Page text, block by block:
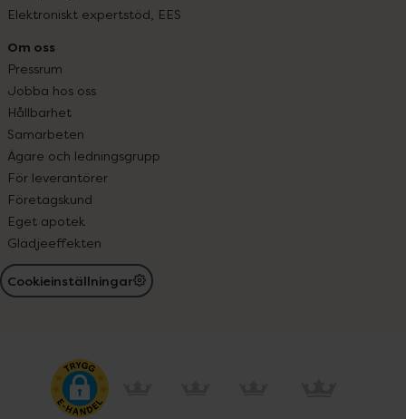
Elektroniskt expertstöd, EES
Om oss
Pressrum
Jobba hos oss
Hållbarhet
Samarbeten
Ägare och ledningsgrupp
För leverantörer
Företagskund
Eget apotek
Glädjeeffekten
Cookieinställningar